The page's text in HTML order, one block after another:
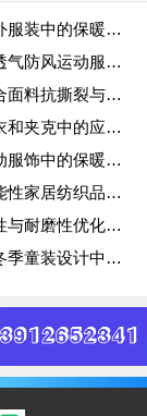
英杰：压花摇粒绒三层复合面料在冬季户外服装中的保暖性能优化研究
英杰：基于压花摇粒绒三层复合面料的高透气防风运动服饰开发
英杰：应用于滑雪服的压花摇粒绒三层复合面料抗撕裂与耐磨性提升技术
英杰：压花摇粒绒三层复合面料在户外风衣和夹克中的应用与性能
英杰：压花摇粒绒三层复合面料在户外运动服饰中的保暖与透气性能研究
英杰：基于压花摇粒绒三层复合结构的功能性家居纺织品开发与应用
英杰：压花摇粒绒三层复合面料的抗起球性与耐磨性优化技术分析
英杰：高弹性压花摇粒绒三层复合面料在冬季童装设计中的应用实践